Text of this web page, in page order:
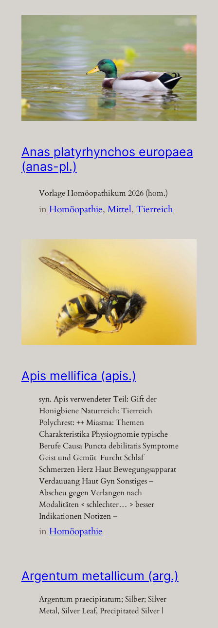
Anas platyrhynchos europaea
(anas-pl.)
Vorlage Homöopathikum 2026 (hom.)
inHomöopathie, Mittel, Tierreich
Apis mellifica (apis.)
syn. Apis verwendeter Teil: Gift der
Honigbiene Naturreich: Tierreich
Polychrest: ++ Miasma: Themen
Charakteristika Physiognomie typische
Berufe Causa Puncta debilitatis Symptome
Geist und Gemüt Furcht Schlaf
Schmerzen Herz Haut Bewegungsapparat
Verdauuang Haut Gyn Sonstiges –
Abscheu gegen Verlangen nach
Modalitäten < schlechter… > besser
Indikationen Notizen –
inHomöopathie
Argentum metallicum (arg.)
Argentum praecipitatum; Silber; Silver
Metal, Silver Leaf, Precipitated Silver |